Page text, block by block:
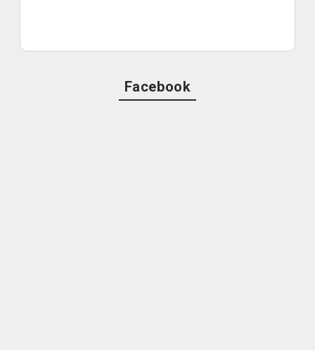
Facebook